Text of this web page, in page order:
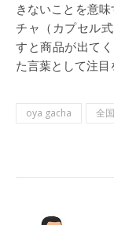
きないことを意
チャ（カプセル
すと商品が出て
た言葉として注目
oya gacha 全